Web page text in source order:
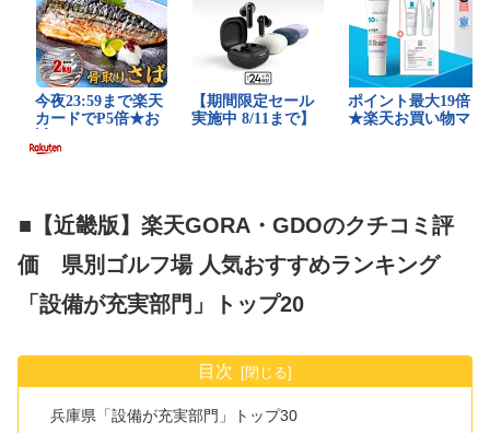
■【近畿版】楽天GORA・GDOのクチコミ評
価 県別ゴルフ場 人気おすすめランキング
「設備が充実部門」トップ20
目次
兵庫県「設備が充実部門」トップ30